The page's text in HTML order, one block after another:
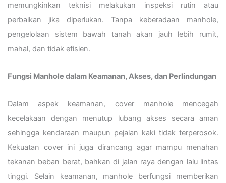
memungkinkan teknisi melakukan inspeksi rutin atau
perbaikan jika diperlukan. Tanpa keberadaan manhole,
pengelolaan sistem bawah tanah akan jauh lebih rumit,
mahal, dan tidak efisien.
Fungsi Manhole dalam Keamanan, Akses, dan Perlindungan
Dalam aspek keamanan, cover manhole mencegah
kecelakaan dengan menutup lubang akses secara aman
sehingga kendaraan maupun pejalan kaki tidak terperosok.
Kekuatan cover ini juga dirancang agar mampu menahan
tekanan beban berat, bahkan di jalan raya dengan lalu lintas
tinggi. Selain keamanan, manhole berfungsi memberikan